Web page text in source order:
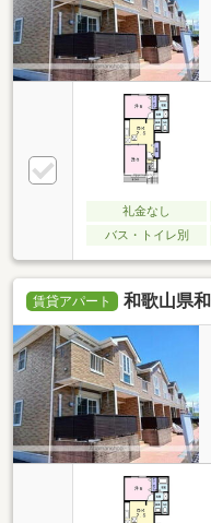
礼金なし
バス・トイレ別
賃貸アパート 和歌山県